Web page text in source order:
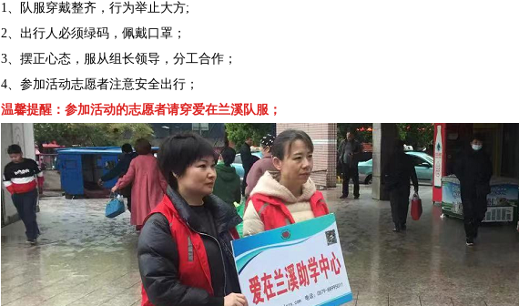
1、队服穿戴整齐，行为举止大方;
2、出行人必须绿码，佩戴口罩；
3、摆正心态，服从组长领导，分工合作；
4、参加活动志愿者注意安全出行；
温馨提醒：参加活动的志愿者请穿爱在兰溪队服；